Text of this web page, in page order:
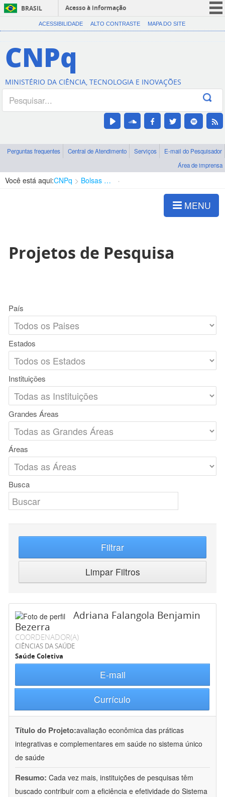
BRASIL
Acesso à informação
CORONAVÍRUS (COVID-19)
Canais
ACESSIBILIDADE ALTO CONTRASTE MAPA DO SITE
CNPq
MINISTÉRIO DA CIÊNCIA, TECNOLOGIA E INOVAÇÕES
Perguntas frequentes Central de Atendimento Serviços
E-mail do Pesquisador
Área de imprensa
Você está aqui:CNPq Bolsas e Auxílios Vigentes
MENU
Projetos de Pesquisa
País
Estados
Instituições
Grandes Áreas
Áreas
Busca
Filtrar
Limpar Filtros
Adriana Falangola Benjamin
Bezerra
COORDENADOR(A)
CIÊNCIAS DA SAÚDE
Saúde Coletiva
E-mail
Currículo
Título do Projeto:avaliação econômica das práticas
integrativas e complementares em saúde no sistema único
de saúde
Resumo: Cada vez mais, instituições de pesquisas têm
buscado contribuir com a eficiência e efetividade do Sistema